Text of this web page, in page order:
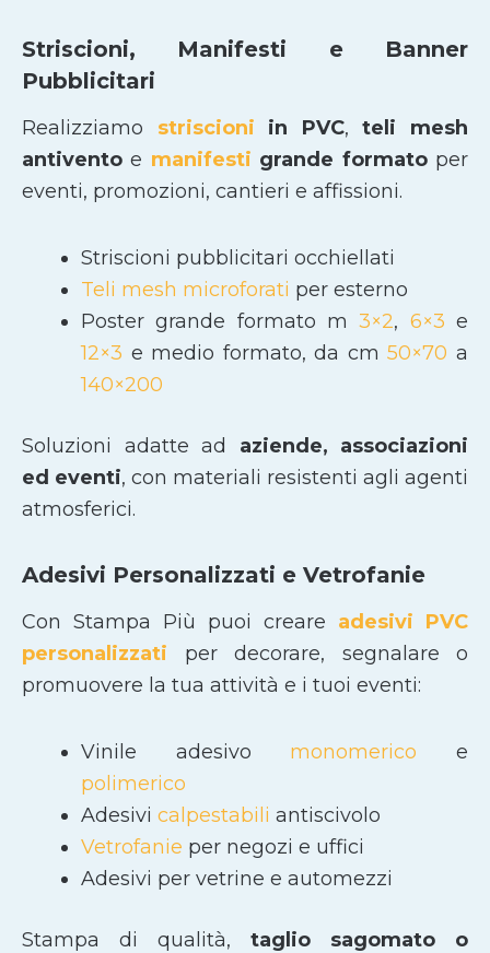
Striscioni, Manifesti e Banner
Pubblicitari
Realizziamo striscioni in PVC,teli mesh
antivento e manifesti grande formatoper
eventi, promozioni, cantieri e affissioni.
Striscioni pubblicitari occhiellati
Teli mesh microforati per esterno
Poster grande formato m3×2, 6×3 e
12×3 e medio formato, da cm50×70 a
140×200
Soluzioni adatte ad aziende, associazioni
ed eventi, con materiali resistenti agli agenti
atmosferici.
Adesivi Personalizzati e Vetrofanie
Con Stampa Più puoi creare adesivi PVC
personalizzati per decorare, segnalare o
promuovere la tua attività e i tuoi eventi:
Vinile adesivo monomerico e
polimerico
Adesivi calpestabili antiscivolo
Vetrofanie per negozi e uffici
Adesivi per vetrine e automezzi
Stampa di qualità, taglio sagomato
o